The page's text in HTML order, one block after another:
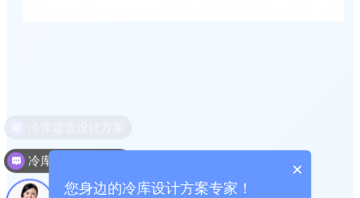
冷库建造投资成本 ×
您身边的冷库设计方案专家！